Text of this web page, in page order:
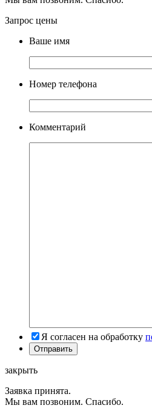
Запрос цены
Ваше имя
Номер телефона
Комментарий
Я согласен на обработку
закрыть
Заявка принята.
Мы вам позвоним. Спасибо.